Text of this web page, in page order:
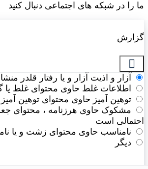
را در شبکه های اجتماعی دنبال کنید
آزار و اذیت آزار و یا رفتار قلدر منشانه
اطلاعات غلط حاوی محتوای غلط یا
توهین آمیز حاوی محتوای توهین آمیز
مشکوک حاوی هرزنامه ، محتوای جعلی
است
نامناسب حاوی محتوای زشت و یا
دیگر